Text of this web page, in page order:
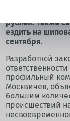
рублей. Также
ездить на
сентября.
Разработкой
профильный
Москвичев,
большим
происшествий